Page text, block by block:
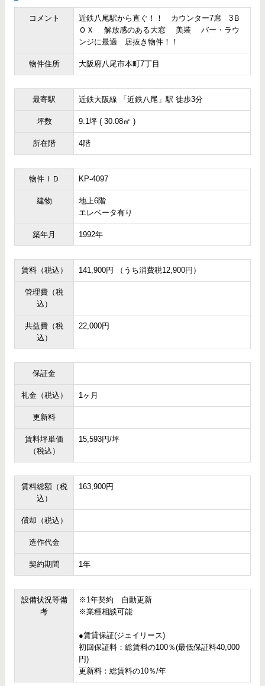
コメント
近鉄八尾駅から直ぐ！！ カウンター7席 3Ｂ
ＯＸ 解放感のある大窓 美装 バー・ラウ
ンジに最適 居抜き物件！！
物件住所 大阪府八尾市本町7丁目
最寄駅 近鉄大阪線 「近鉄八尾」駅 徒歩3分
坪数 9.1坪 ( 30.08㎡ )
所在階 4階
物件ＩＤ KP-4097
建物
地上6階
エレベータ有り
築年月 1992年
賃料（税込） 141,900円 （うち消費税12,900円）
管理費（税
込）
共益費（税
込）
22,000円
保証金
礼金（税込） 1ヶ月
更新料
賃料坪単価
（税込）
15,593円/坪
賃料総額（税
込）
163,900円
償却（税込）
造作代金
契約期間 1年
設備状況等備
考
※1年契約 自動更新
※業種相談可能
●賃貸保証(ジェイリース)
初回保証料：総賃料の100％(最低保証料40,000
円)
更新料：総賃料の10％/年